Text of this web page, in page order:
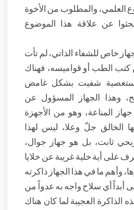
العلمي، والمطلوب من الأخوة
عن علاقة هذا الموضوع
خاص للشفاء الذاتي، لم تأت
الطب أو قواميسه، فهناك
شفيت بشكل غامض
وهذا الجهاز المسؤول عن
المناعة، وهو من الأجهزة
الخالق جلّ وعلا، ليس لهذا
ثابت، بل هو جهاز جوال،
على أية خلية غريبة عن خلايا
وأهم ما في هذا الجهاز ذاكرته
أبداً أي سلاح واجه به عدواً من
الذاكرة العجيبة لما كان هناك